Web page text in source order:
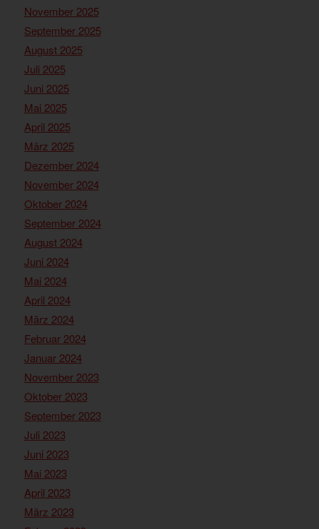
November 2025
September 2025
August 2025
Juli 2025
Juni 2025
Mai 2025
April 2025
März 2025
Dezember 2024
November 2024
Oktober 2024
September 2024
August 2024
Juni 2024
Mai 2024
April 2024
März 2024
Februar 2024
Januar 2024
November 2023
Oktober 2023
September 2023
Juli 2023
Juni 2023
Mai 2023
April 2023
März 2023